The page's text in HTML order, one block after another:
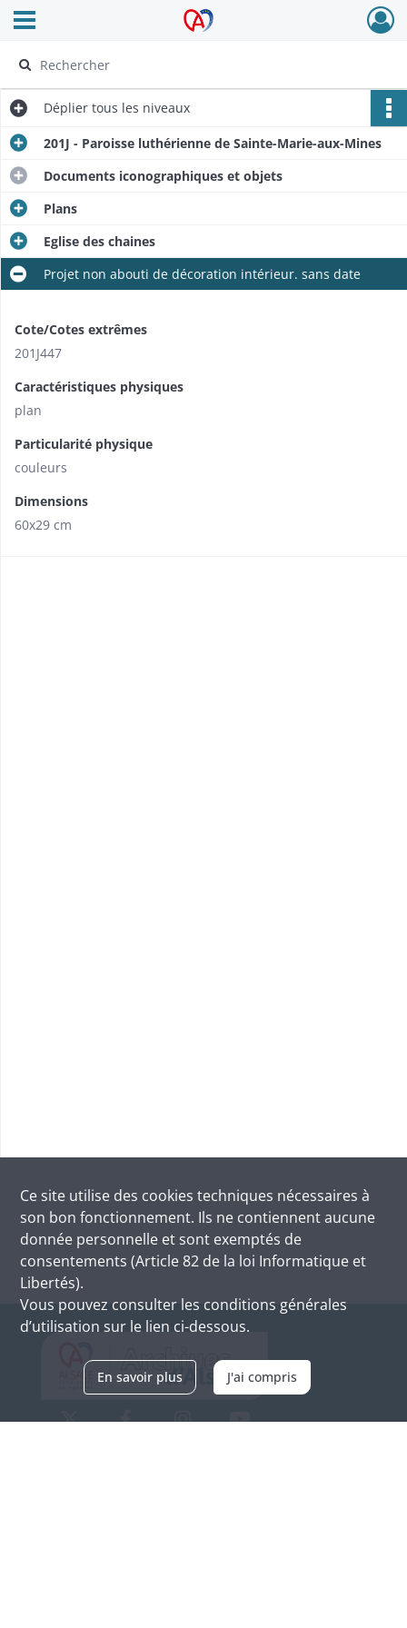
Archives Alsace - Colmar
Ouvrir le menu déroulant
Déplier tous les niveaux
201J - Paroisse luthérienne de Sainte-Marie-aux-Mines
Documents iconographiques et objets
Plans
Eglise des chaines
Projet non abouti de décoration intérieur. sans date
Cote/Cotes extrêmes
201J447
Caractéristiques physiques
plan
Particularité physique
couleurs
Dimensions
60x29 cm
Ce site utilise des cookies techniques nécessaires à
son bon fonctionnement. Ils ne contiennent aucune
donnée personnelle et sont exemptés de
consentements (Article 82 de la loi Informatique et
Libertés).
Vous pouvez consulter les conditions générales
d’utilisation sur le lien ci-dessous.
En savoir plus J'ai compris